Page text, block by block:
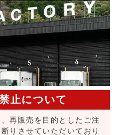
止について
再販売を目的としたご注
りさせていただいており